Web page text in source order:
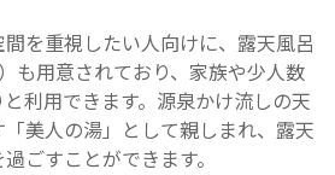
を重視したい人向けに、露天風呂
も用意されており、家族や少人数
利用できます。源泉かけ流しの天
美人の湯」として親しまれ、露天
ごすことができます。